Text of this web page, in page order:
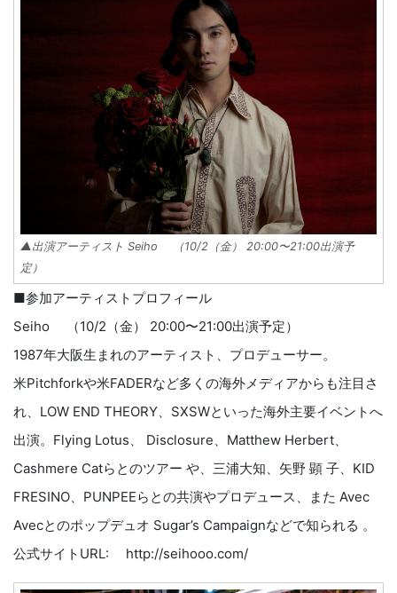
▲出演アーティスト Seiho （10/2（金） 20:00〜21:00出演予
定）
■参加アーティストプロフィール
Seiho （10/2（金） 20:00〜21:00出演予定）
1987年大阪生まれのアーティスト、プロデューサー。
米Pitchforkや米FADERなど多くの海外メディアからも注目さ
れ、LOW END THEORY、SXSWといった海外主要イベントへ
出演。Flying Lotus、 Disclosure、Matthew Herbert、
Cashmere Catらとのツアー や、三浦大知、矢野 顕 子、KID
FRESINO、PUNPEEらとの共演やプロデュース、また Avec
Avecとのポップデュオ Sugar’s Campaignなどで知られる 。
公式サイトURL: http://seihooo.com/